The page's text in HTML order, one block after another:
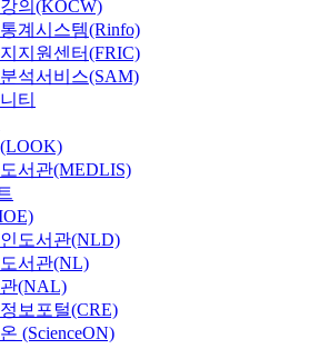
의(KOCW)
계시스템(Rinfo)
지원센터(FRIC)
석서비스(SAM)
티
서관(MEDLIS)
도서관(NLD)
서관(NL)
(NAL)
보포털(CRE)
(ScienceON)